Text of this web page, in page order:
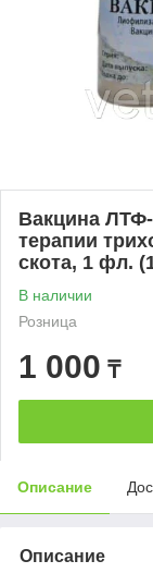
Вакцина
терапии
скота, 1 фл.
В наличии
Розница
1 000 ₸
Описание
Описание